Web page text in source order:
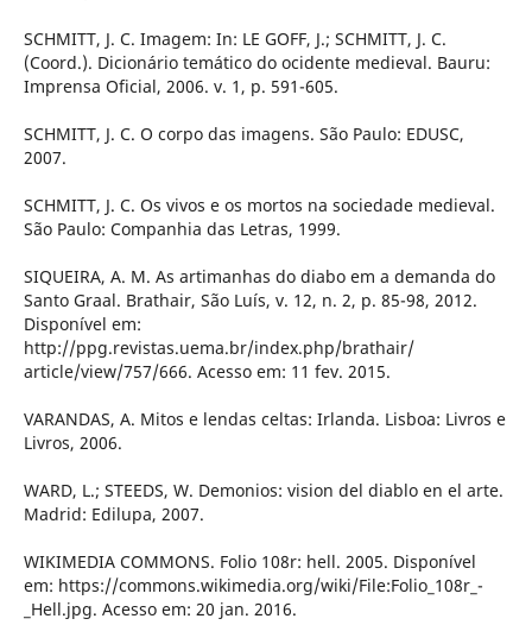
SCHMITT, J. C. Imagem: In: LE GOFF, J.; SCHMITT, J. C.
(Coord.). Dicionário temático do ocidente medieval. Bauru:
Imprensa Oficial, 2006. v. 1, p. 591-605.
SCHMITT, J. C. O corpo das imagens. São Paulo: EDUSC,
2007.
SCHMITT, J. C. Os vivos e os mortos na sociedade medieval.
São Paulo: Companhia das Letras, 1999.
SIQUEIRA, A. M. As artimanhas do diabo em a demanda do
Santo Graal. Brathair, São Luís, v. 12, n. 2, p. 85-98, 2012.
Disponível em:
http://ppg.revistas.uema.br/index.php/brathair/
article/view/757/666. Acesso em: 11 fev. 2015.
VARANDAS, A. Mitos e lendas celtas: Irlanda. Lisboa: Livros e
Livros, 2006.
WARD, L.; STEEDS, W. Demonios: vision del diablo en el arte.
Madrid: Edilupa, 2007.
WIKIMEDIA COMMONS. Folio 108r: hell. 2005. Disponível
em: https://commons.wikimedia.org/wiki/File:Folio_108r_-
_Hell.jpg. Acesso em: 20 jan. 2016.